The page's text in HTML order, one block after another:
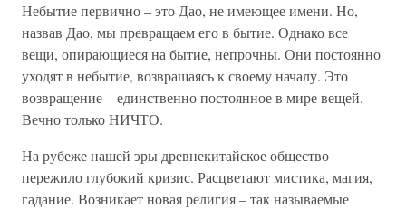
Небытие первично – это Дао, не имеющее имени. Но,
назвав Дао, мы превращаем его в бытие. Однако все
вещи, опирающиеся на бытие, непрочны. Они постоянно
уходят в небытие, возвращаясь к своему началу. Это
возвращение – единственно постоянное в мире вещей.
Вечно только НИЧТО.
На рубеже нашей эры древнекитайское общество
пережило глубокий кризис. Расцветают мистика, магия,
гадание. Возникает новая религия – так называемые